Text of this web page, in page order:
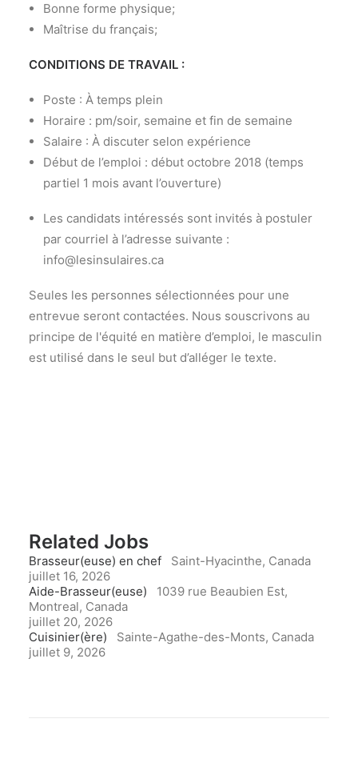
Bonne forme physique;
Maîtrise du français;
CONDITIONS DE TRAVAIL :
Poste : À temps plein
Horaire : pm/soir, semaine et fin de semaine
Salaire : À discuter selon expérience
Début de l’emploi : début octobre 2018 (temps
partiel 1 mois avant l’ouverture)
Les candidats intéressés sont invités à postuler
par courriel à l’adresse suivante :
info@lesinsulaires.ca
Seules les personnes sélectionnées pour une
entrevue seront contactées. Nous souscrivons au
principe de l'équité en matière d’emploi, le masculin
est utilisé dans le seul but d’alléger le texte.
Related Jobs
Brasseur(euse) en chef
Saint-Hyacinthe, Canada
juillet 16, 2026
Aide-Brasseur(euse)
1039 rue Beaubien Est,
Montreal, Canada
juillet 20, 2026
Cuisinier(ère)
Sainte-Agathe-des-Monts, Canada
juillet 9, 2026